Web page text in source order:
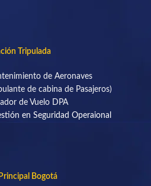
Tripulada
de Aeronaves
de cabina de Pasajeros)
de Vuelo DPA
en Seguridad Operaional
Bogotá